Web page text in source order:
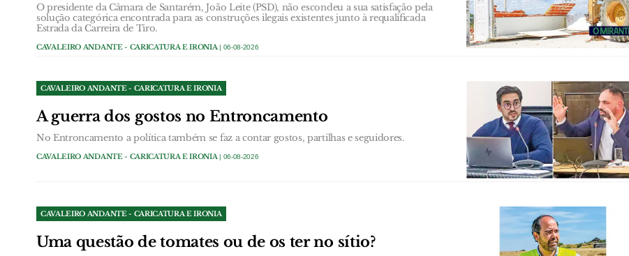
O presidente da Câmara de Santarém, João Leite (PSD), não escondeu a sua satisfação pela
solução categórica encontrada para as construções ilegais existentes junto à requalificada
Estrada da Carreira de Tiro.
CAVALEIRO ANDANTE - CARICATURA E IRONIA | 06-08-2026
CAVALEIRO ANDANTE - CARICATURA E IRONIA
A guerra dos gostos no Entroncamento
No Entroncamento a política também se faz a contar gostos, partilhas e seguidores.
CAVALEIRO ANDANTE - CARICATURA E IRONIA | 06-08-2026
CAVALEIRO ANDANTE - CARICATURA E IRONIA
Uma questão de tomates ou de os ter no sítio?